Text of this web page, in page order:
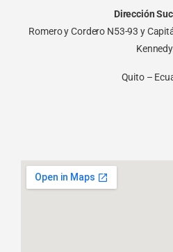
Dirección
Romero y Cordero N53-93 y
Quito –